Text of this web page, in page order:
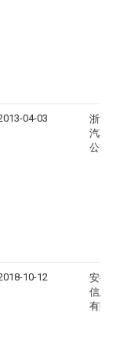
04-03
浙江
汽车
公司
10-12
安徽
信息
有限